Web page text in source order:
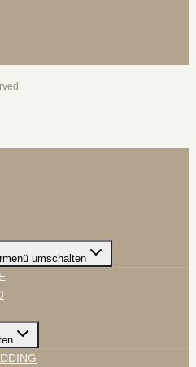
umschalten